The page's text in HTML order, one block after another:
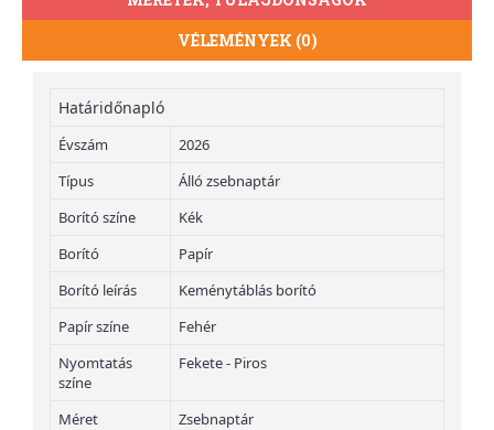
VÉLEMÉNYEK (0)
Határidőnapló
Évszám
2026
Típus
Álló zsebnaptár
Borító színe
Kék
Borító
Papír
Borító leírás
Keménytáblás borító
Papír színe
Fehér
Nyomtatás
színe
Fekete - Piros
Méret
Zsebnaptár